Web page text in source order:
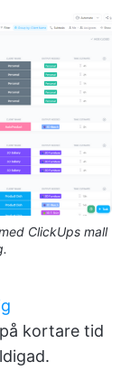
ClickUps mall
kortare tid